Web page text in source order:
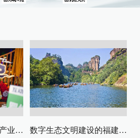
从票根经济到文旅全产业链升级 数字生态文明建设的福建路径与启示